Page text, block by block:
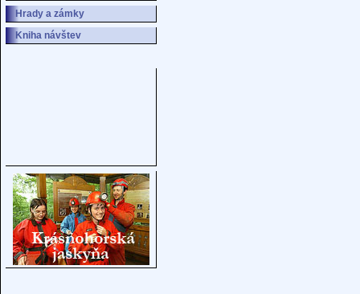
Hrady a zámky
Kniha návštev